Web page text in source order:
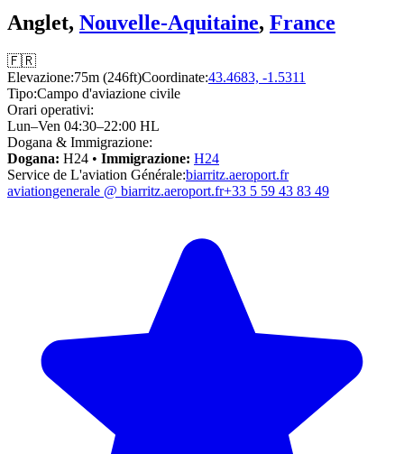
Anglet, Nouvelle-Aquitaine, France
🇫🇷
Elevazione:75m (246ft)Coordinate:43.4683, -1.5311
Tipo:Campo d'aviazione civile
Orari operativi:
Lun–Ven 04:30–22:00 HL
Dogana & Immigrazione:
Dogana: H24 • Immigrazione: H24
Service de L'aviation Générale:biarritz.aeroport.fr
aviationgenerale @ biarritz.aeroport.fr+33 5 59 43 83 49